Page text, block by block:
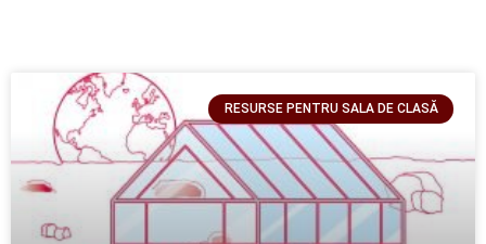
RESURSE PENTRU SALA DE CLASĂ